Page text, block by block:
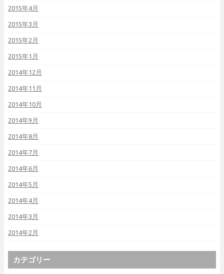
2015年4月
2015年3月
2015年2月
2015年1月
2014年12月
2014年11月
2014年10月
2014年9月
2014年8月
2014年7月
2014年6月
2014年5月
2014年4月
2014年3月
2014年2月
カテゴリー